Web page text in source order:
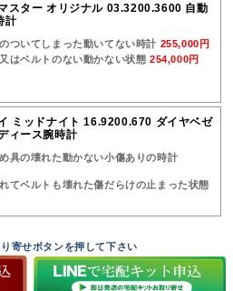
スター オリジナル 03.3200.3600 自動
計
ついてしまった動いてない時計 255,000円
はベルトのない動かない状態254,000円
ミッドナイト 16.9200.670 ダイヤベゼ
ィース腕時計
具の壊れた動かない小傷ありの時計
てベルトも壊れた傷だらけの止まった状態
寄せボタンを押して下さい